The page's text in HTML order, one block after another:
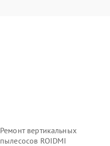
Ремонт вертикальных
пылесосов ROIDMI